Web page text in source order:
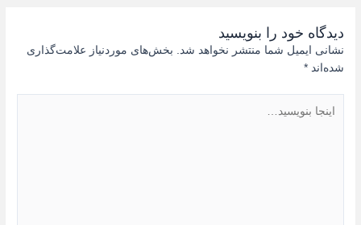
دیدگاه‌ خود را بنویسید
نشانی ایمیل شما منتشر نخواهد شد. بخش‌های موردنیاز علامت‌گذاری
شده‌اند*
بنویسید…